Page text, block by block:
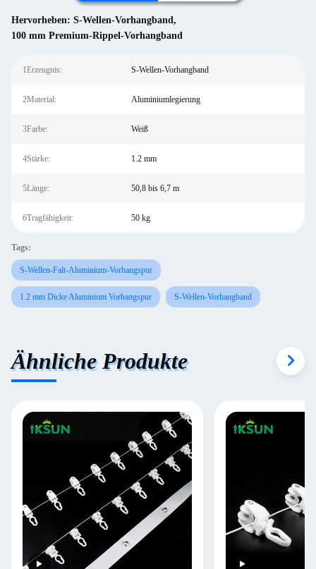
Hervorheben: S-Wellen-Vorhangband,
100 mm Premium-Rippel-Vorhangband
1Erzeugnis: S-Wellen-Vorhangband
2Material: Aluminiumlegierung
3Farbe: Weiß
4Stärke: 1.2 mm
5Länge: 50,8 bis 6,7 m
6Tragfähigkeit: 50 kg
Tags:
S-Wellen-Falt-Aluminium-Vorhangspur
1.2 mm Dicke Aluminium Vorhangspur S-Wellen-Vorhangband
Ähnliche Produkte